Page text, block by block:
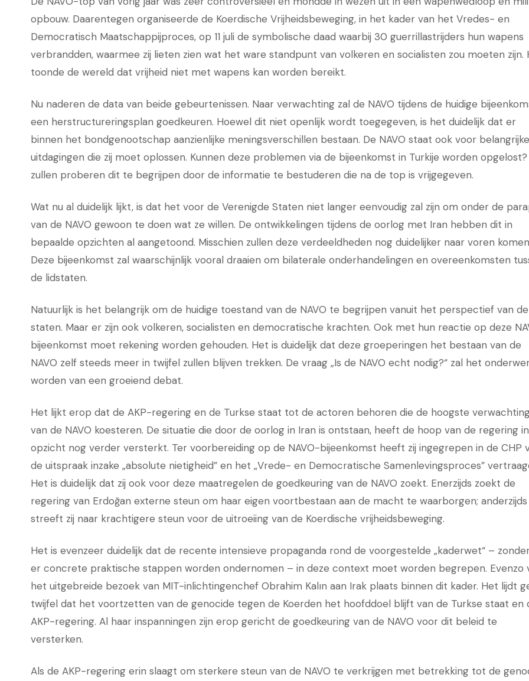
opbouw. Daarentegen organiseerde de Koerdische Vrijheidsbeweging, in het kader van het Vredes- en
Democratisch Maatschappijproces, op 11 juli de symbolische daad waarbij 30 guerrillastrijders hun wapens
verbrandden, waarmee zij lieten zien wat het ware standpunt van volkeren en socialisten zou moeten zijn.
toonde de wereld dat vrijheid niet met wapens kan worden bereikt.
Nu naderen de data van beide gebeurtenissen. Naar verwachting zal de NAVO tijdens de huidige
een herstructureringsplan goedkeuren. Hoewel dit niet openlijk wordt toegegeven, is het duidelijk dat er
binnen het bondgenootschap aanzienlijke meningsverschillen bestaan. De NAVO staat ook voor belangrijke
uitdagingen die zij moet oplossen. Kunnen deze problemen via de bijeenkomst in Turkije worden opgelost?
zullen proberen dit te begrijpen door de informatie te bestuderen die na de top is vrijgegeven.
Wat nu al duidelijk lijkt, is dat het voor de Verenigde Staten niet langer eenvoudig zal zijn om onder de
van de NAVO gewoon te doen wat ze willen. De ontwikkelingen tijdens de oorlog met Iran hebben dit in
bepaalde opzichten al aangetoond. Misschien zullen deze verdeeldheden nog duidelijker naar voren
Deze bijeenkomst zal waarschijnlijk vooral draaien om bilaterale onderhandelingen en overeenkomsten
de lidstaten.
Natuurlijk is het belangrijk om de huidige toestand van de NAVO te begrijpen vanuit het perspectief van de
staten. Maar er zijn ook volkeren, socialisten en democratische krachten. Ook met hun reactie op deze
bijeenkomst moet rekening worden gehouden. Het is duidelijk dat deze groeperingen het bestaan van de
NAVO zelf steeds meer in twijfel zullen blijven trekken. De vraag „Is de NAVO echt nodig?“ zal het
worden van een groeiend debat.
Het lijkt erop dat de AKP-regering en de Turkse staat tot de actoren behoren die de hoogste
van de NAVO koesteren. De situatie die door de oorlog in Iran is ontstaan, heeft de hoop van de regering
opzicht nog verder versterkt. Ter voorbereiding op de NAVO-bijeenkomst heeft zij ingegrepen in de CHP
de uitspraak inzake „absolute nietigheid” en het „Vrede- en Democratische Samenlevingsproces”
Het is duidelijk dat zij ook voor deze maatregelen de goedkeuring van de NAVO zoekt. Enerzijds zoekt de
regering van Erdoğan externe steun om haar eigen voortbestaan aan de macht te waarborgen; anderzijds
streeft zij naar krachtigere steun voor de uitroeiing van de Koerdische vrijheidsbeweging.
Het is evenzeer duidelijk dat de recente intensieve propaganda rond de voorgestelde „kaderwet“ –
er concrete praktische stappen worden ondernomen – in deze context moet worden begrepen. Evenzo
het uitgebreide bezoek van MIT-inlichtingenchef Obrahim Kalın aan Irak plaats binnen dit kader. Het lijdt
twijfel dat het voortzetten van de genocide tegen de Koerden het hoofddoel blijft van de Turkse staat en
AKP-regering. Al haar inspanningen zijn erop gericht de goedkeuring van de NAVO voor dit beleid te
versterken.
Als de AKP-regering erin slaagt om sterkere steun van de NAVO te verkrijgen met betrekking tot de